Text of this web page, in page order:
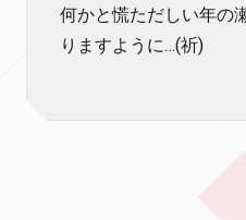
何かと慌ただしい年の
りますように…(祈)